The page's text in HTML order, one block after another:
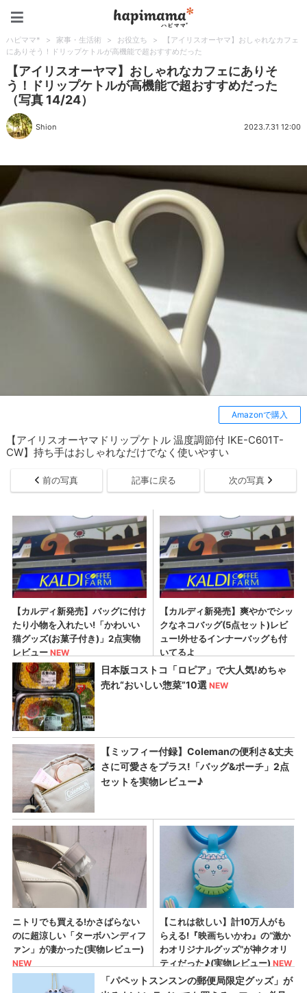
ハピママ* > 家事・生活術 > お役立ち >
【アイリスオーヤマ】おしゃれなカフェ
にありそう！ドリップケトルが高機能で超おすすめだった
【アイリスオーヤマ】おしゃれなカフェにありそ
う！ドリップケトルが高機能で超おすすめだった
（写真 14/24）
Shion 2023.7.31 12:00
Amazonで購入
【アイリスオーヤマドリップケトル 温度調節付 IKE-C601T-
CW】持ち手はおしゃれなだけでなく使いやすい
前の写真 記事に戻る 次の写真